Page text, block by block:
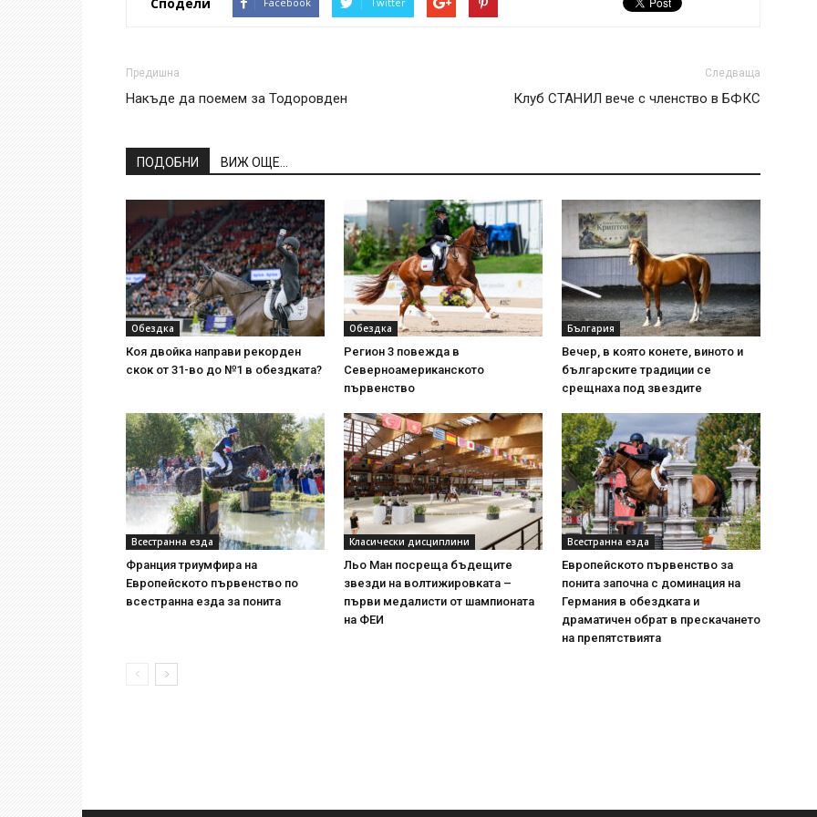
Предишна
Накъде да поемем за Тодоровден
Следваща
Клуб СТАНИЛ вече с членство в БФКС
ПОДОБНИ ВИЖ ОЩЕ...
Обездка
Коя двойка направи рекорден
скок от 31-во до №1 в обездката?
Обездка
Регион 3 повежда в
Северноамериканското
първенство
България
Вечер, в която конете, виното и
българските традиции се
срещнаха под звездите
Всестранна езда
Франция триумфира на
Европейското първенство по
всестранна езда за понита
Класически дисциплини
Льо Ман посреща бъдещите
звезди на волтижировката –
първи медалисти от шампионата
на ФЕИ
Всестранна езда
Европейското първенство за
понита започна с доминация на
Германия в обездката и
драматичен обрат в прескачането
на препятствията